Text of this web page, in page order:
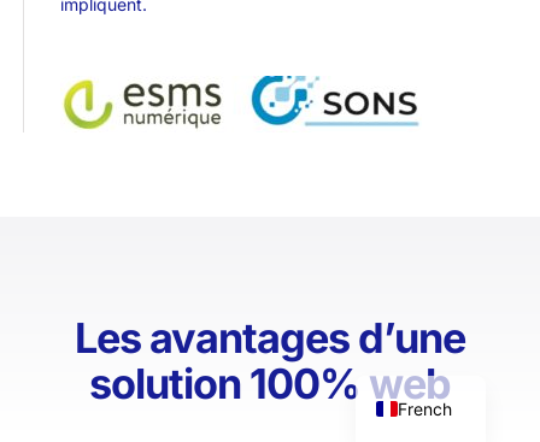
Les avantages d’une
solution 100% web
French
English